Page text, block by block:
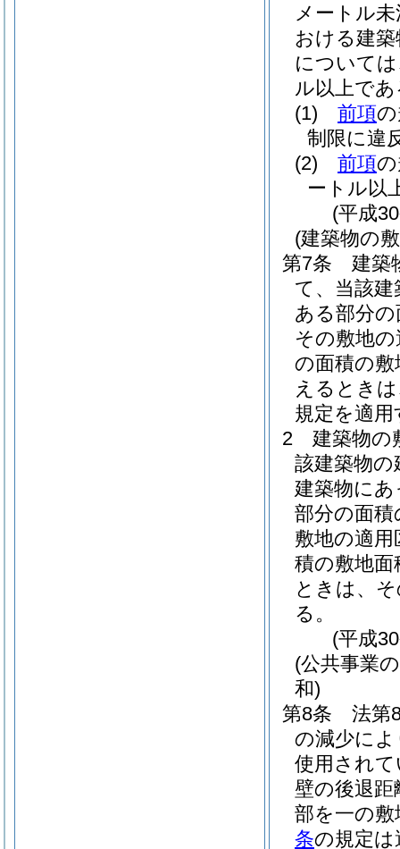
メートル
おける建
について
ル以上で
(1)
前項
制限に違
(2)
前項
ートル以
(平成
(建築物の
第7条
建築
て、当該
ある部分
その敷地
の面積の
えるとき
規定を適用
2
建築物の
該建築物の
建築物に
部分の面
敷地の適
積の敷地
ときは、
る。
(平成
(公共事業
和)
第8条
法第
の減少に
使用され
壁の後退
部を一の
条の規定